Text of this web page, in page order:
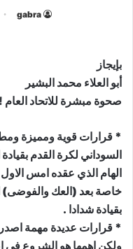
gabra
بإيجاز
أبو العلاء محمد البشير
صحوة مبشرة للاتحاد العام !
* قرارات قوية ومميزة
السوداني لكرة القدم
الهام الذي عقده امس
خاصة بعد (العك والفوضى)
بقيادة شدادا .
* قرارات عديدة مهمة
ولكن اهمها هو الشروع في